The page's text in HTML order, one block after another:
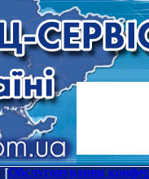
Обслуговування